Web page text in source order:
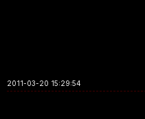
2011-03-20 15:29:54